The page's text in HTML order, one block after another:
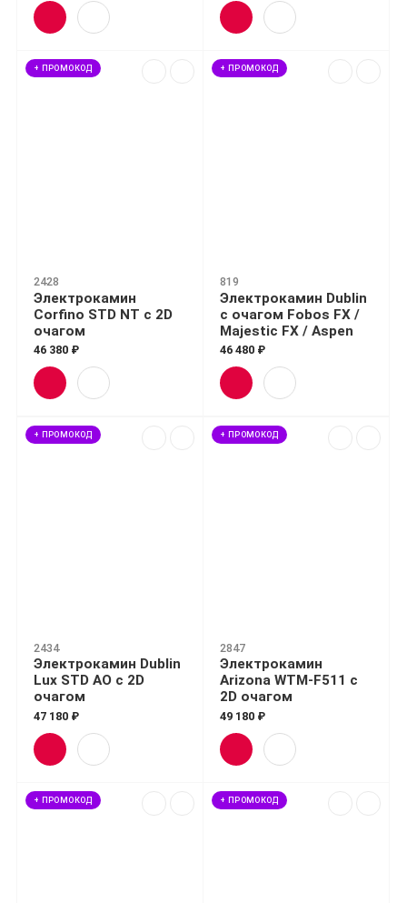
+ ПРОМОКОД
2428
Электрокамин
Corfino STD NT с 2D
очагом
46 380 ₽
+ ПРОМОКОД
819
Электрокамин Dublin
с очагом Fobos FX /
Majestic FX / Aspen
46 480 ₽
+ ПРОМОКОД
2434
Электрокамин Dublin
Lux STD AO с 2D
очагом
47 180 ₽
+ ПРОМОКОД
2847
Электрокамин
Arizona WTM-F511 с
2D очагом
49 180 ₽
+ ПРОМОКОД + ПРОМОКОД